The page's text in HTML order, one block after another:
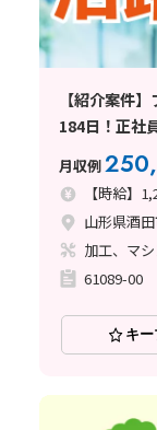
【紹介案件
184日！正社
月収例
【時給】
山形県酒
加工、マ
61089-00
キー